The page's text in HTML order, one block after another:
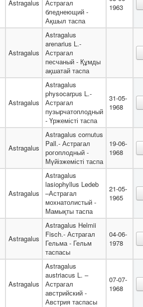
Astragalus
Астрагал
бледнеющий -
Ақшыл таспа
1963
Astragalus
Astragalus
arenarius L.-
Астрагал
песчаный - Құмды
ақшатай таспа
Astragalus
Astragalus
physocarpus L.-
Астрагал
пузырчатоплодный
- Үржемісті таспа
31-05-
1968
Astragalus
Astragalus cornutus
Pall.- Астрагал
рогоплодный -
Мүйізжемісті таспа
19-06-
1968
Astragalus
Astragalus
lasiophyllus Ledeb
–Астрагал
мохнатолистый -
Мамықты таспа
21-05-
1965
Astragalus
Astragalus Helmii
Fisch.- Астрагал
Гельма - Гельм
таспасы
04-06-
1978
Astragalus
Astragalus
austriacus L. –
Астрагал
австрийский -
Австрия таспасы
07-07-
1968